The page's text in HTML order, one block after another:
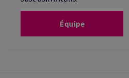
Équipe